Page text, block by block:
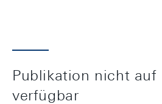
Publikation nicht auf
verfügbar